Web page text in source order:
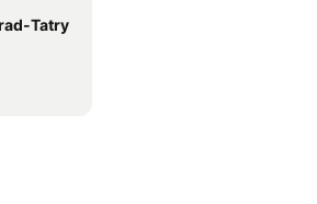
Tatry